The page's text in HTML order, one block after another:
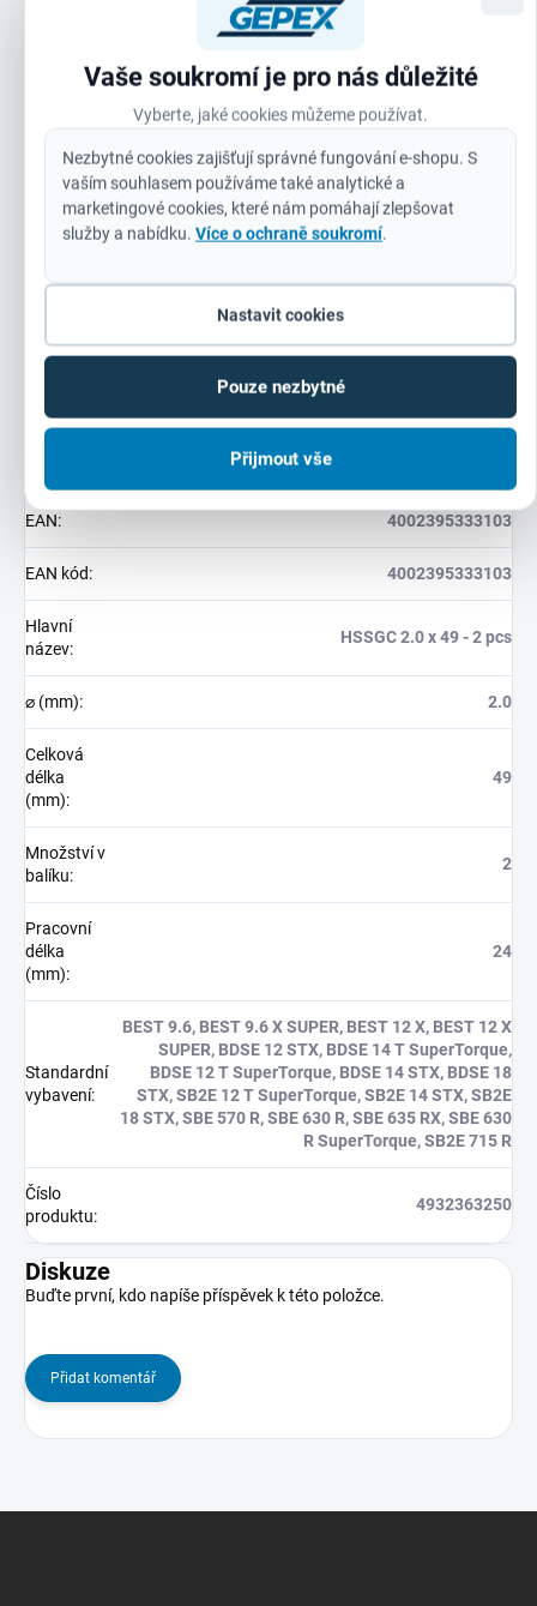
Vaše soukromí je pro nás důležité
Vyberte, jaké cookies můžeme používat.
Nezbytné cookies zajišťují správné fungování e-shopu. S
vaším souhlasem používáme také analytické a
marketingové cookies, které nám pomáhají zlepšovat
služby a nabídku. Více o ochraně soukromí.
Nastavit cookies
Pouze nezbytné
Přijmout vše
pevností v tahu vyšší než 1000 N / mm², jako jsou
3-plochá stopka od průměru 5 mm pro lepší přilnavost
zabraňující sklouznutí sklíčidla.
Barva: hnědá.
Kategorie: Vrtáky do kovu HSS-CO
Záruka: 24 měsíců (IČ: 12 měsíců)
EAN: 4002395333103
EAN kód: 4002395333103
Hlavní
název:
HSSGC 2.0 x 49 - 2 pcs
⌀ (mm): 2.0
Celková
délka
(mm):
49
Množství v
balíku:
2
Pracovní
délka
(mm):
24
Standardní
vybavení:
BEST 9.6, BEST 9.6 X SUPER, BEST 12 X, BEST 12 X
SUPER, BDSE 12 STX, BDSE 14 T SuperTorque,
BDSE 12 T SuperTorque, BDSE 14 STX, BDSE 18
STX, SB2E 12 T SuperTorque, SB2E 14 STX, SB2E
18 STX, SBE 570 R, SBE 630 R, SBE 635 RX, SBE 630
R SuperTorque, SB2E 715 R
Číslo
produktu:
4932363250
Diskuze
Buďte první, kdo napíše příspěvek k této položce.
Přidat komentář